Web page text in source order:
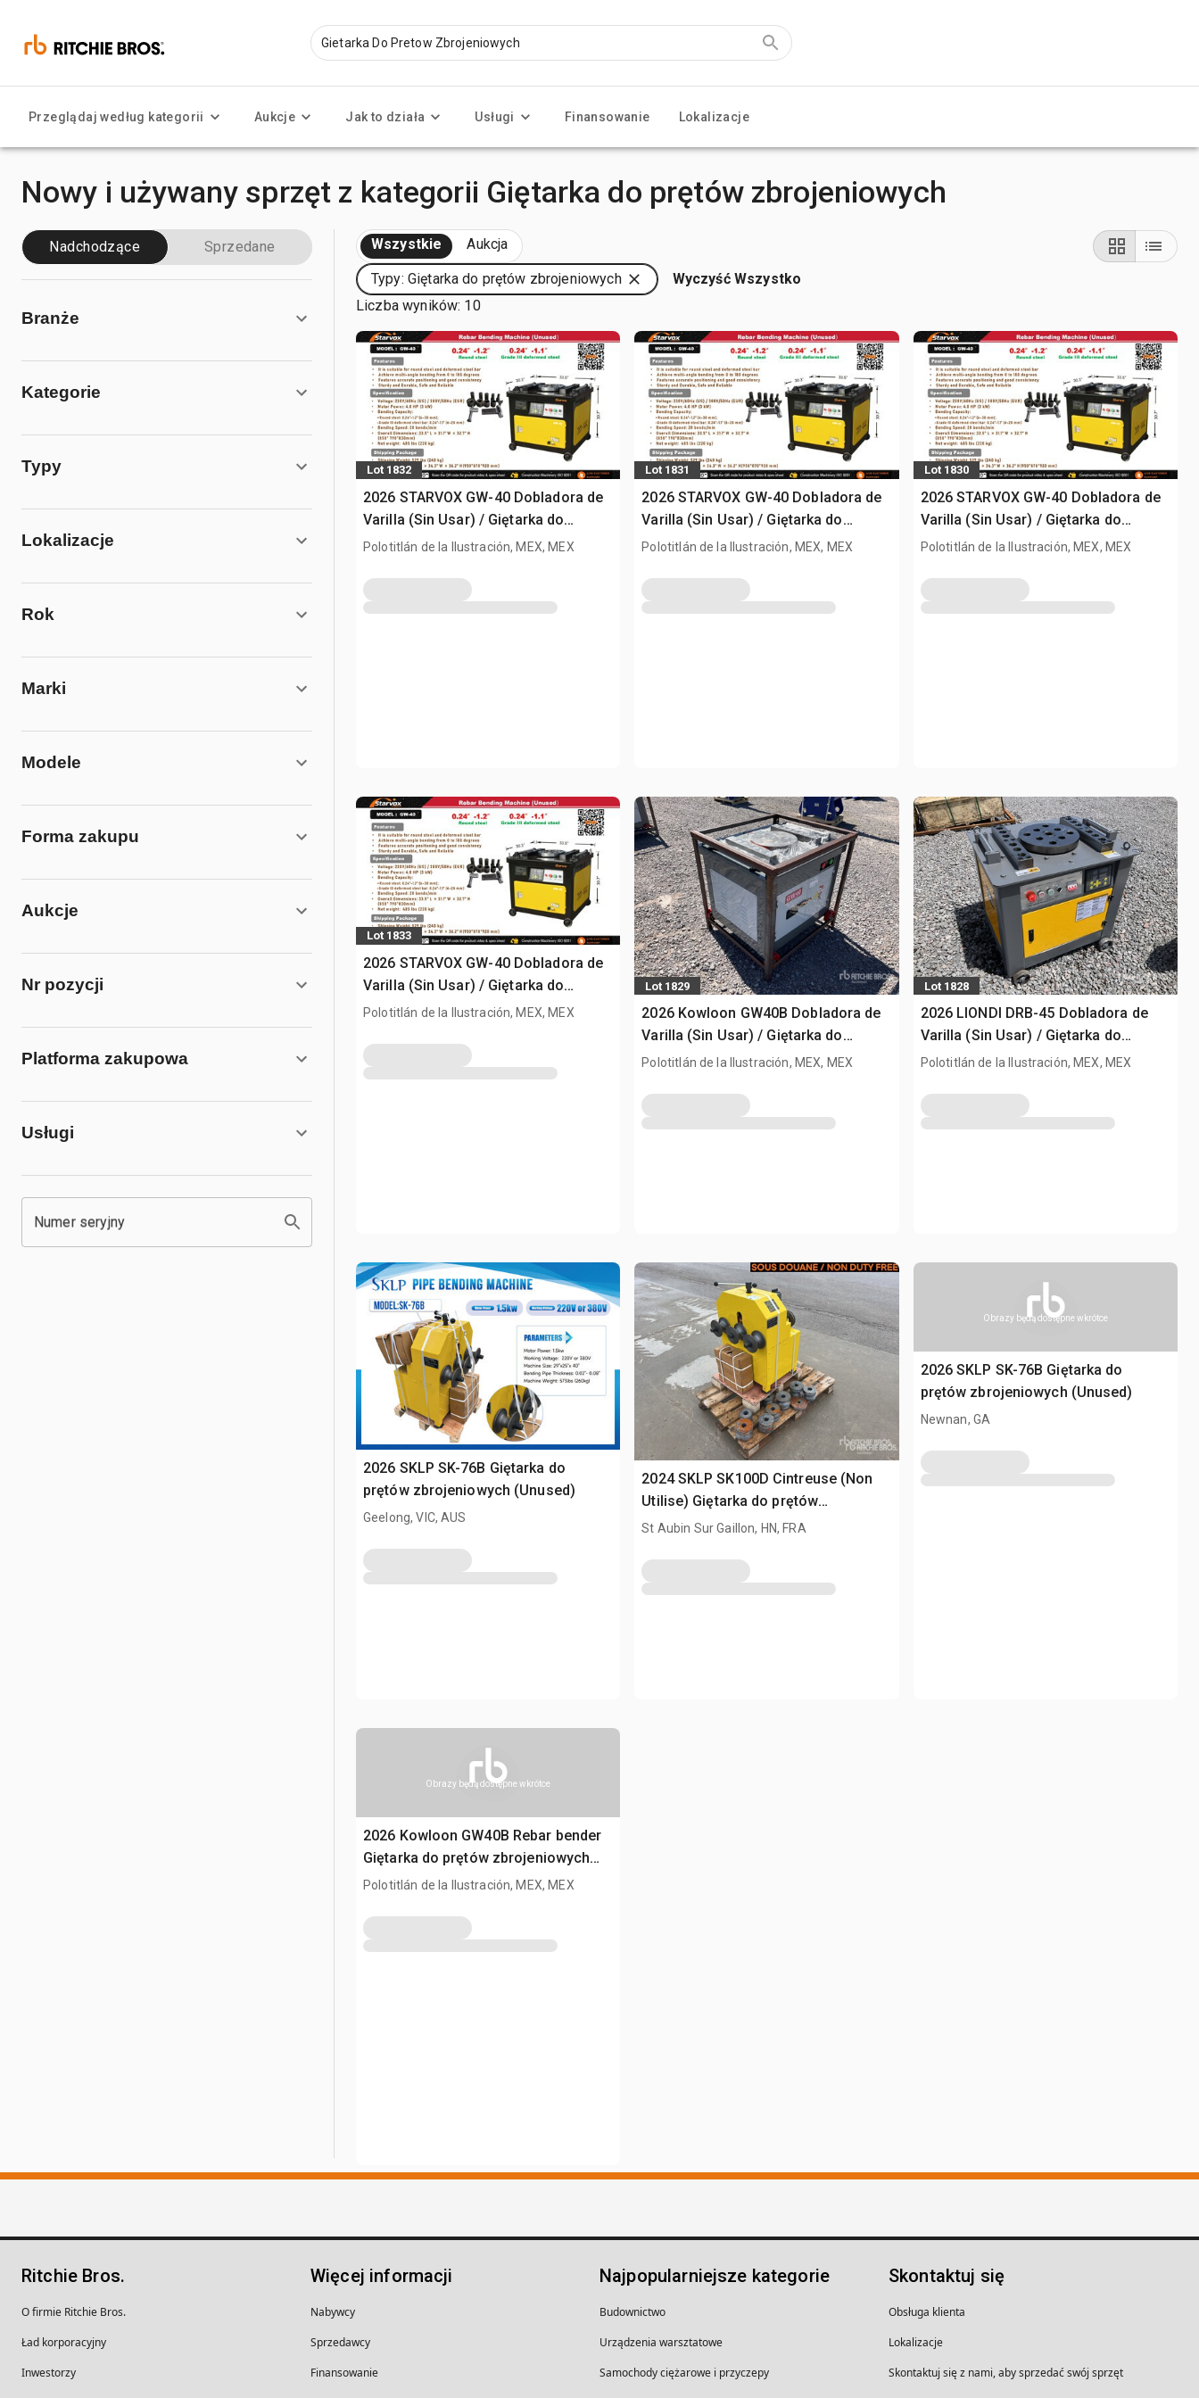
Przeglądaj według kategorii Aukcje Jak to działa Usługi Finansowanie Lokalizacje
Nowy i używany sprzęt z kategorii Giętarka do prętów zbrojeniowych
Nadchodzące Sprzedane
Branże
Kategorie
Typy
Lokalizacje
Rok
Marki
Modele
Forma zakupu
Aukcje
Nr pozycji
Platforma zakupowa
Usługi
Numer seryjny
Wszystkie Aukcja
Typy: Giętarka do prętów zbrojeniowych
Wyczyść Wszystko
Liczba wyników: 10
Lot 1832
2026 STARVOX GW-40 Dobladora de
Varilla (Sin Usar) / Giętarka do
prętów zbrojeniowych (Unused)
Polotitlán de la Ilustración, MEX, MEX
Lot 1831
2026 STARVOX GW-40 Dobladora de
Varilla (Sin Usar) / Giętarka do
prętów zbrojeniowych (Unused)
Polotitlán de la Ilustración, MEX, MEX
Lot 1830
2026 STARVOX GW-40 Dobladora de
Varilla (Sin Usar) / Giętarka do
prętów zbrojeniowych (Unused)
Polotitlán de la Ilustración, MEX, MEX
Lot 1833
2026 STARVOX GW-40 Dobladora de
Varilla (Sin Usar) / Giętarka do
prętów zbrojeniowych (Unused)
Polotitlán de la Ilustración, MEX, MEX
Lot 1829
2026 Kowloon GW40B Dobladora de
Varilla (Sin Usar) / Giętarka do
prętów zbrojeniowych (Unused)
Polotitlán de la Ilustración, MEX, MEX
Lot 1828
2026 LIONDI DRB-45 Dobladora de
Varilla (Sin Usar) / Giętarka do
prętów zbrojeniowych (Unused)
Polotitlán de la Ilustración, MEX, MEX
2026 SKLP SK-76B Giętarka do
prętów zbrojeniowych (Unused)
Geelong, VIC, AUS
2024 SKLP SK100D Cintreuse (Non
Utilise) Giętarka do prętów
zbrojeniowych (Unused)
St Aubin Sur Gaillon, HN, FRA
Obrazy będą dostępne wkrótce
2026 SKLP SK-76B Giętarka do
prętów zbrojeniowych (Unused)
Newnan, GA
Obrazy będą dostępne wkrótce
2026 Kowloon GW40B Rebar bender
Giętarka do prętów zbrojeniowych
(Unused)
Polotitlán de la Ilustración, MEX, MEX
Ritchie Bros.
O firmie Ritchie Bros.
Ład korporacyjny
Inwestorzy
Więcej informacji
Nabywcy
Sprzedawcy
Finansowanie
Najpopularniejsze kategorie
Budownictwo
Urządzenia warsztatowe
Samochody ciężarowe i przyczepy
Skontaktuj się
Obsługa klienta
Lokalizacje
Skontaktuj się z nami, aby sprzedać swój sprzęt